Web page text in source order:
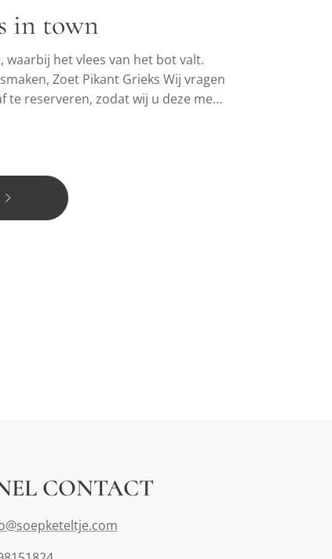
in town
waarbij het vlees van het bot valt.
Zoet Pikant Grieks Wij vragen
te reserveren, zodat wij u deze met
CONTACT